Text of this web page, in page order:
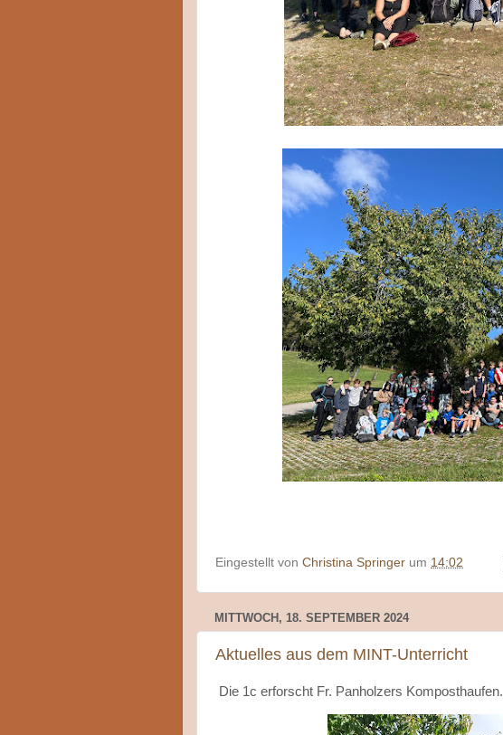
Eingestellt von Christina Springer um 14:02
MITTWOCH, 18. SEPTEMBER 2024
Aktuelles aus dem MINT-Unterricht
Die 1c erforscht Fr. Panholzers Komposthaufen.